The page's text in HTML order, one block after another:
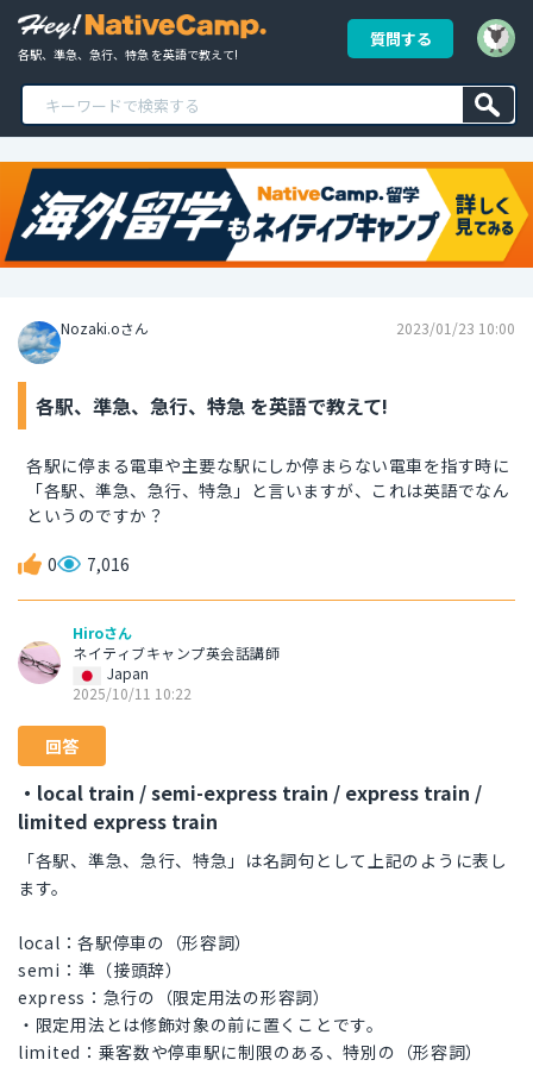
各駅、準急、急行、特急 を英語で教えて!
質問する
Nozaki.oさん 2023/01/23 10:00
各駅、準急、急行、特急 を英語で教えて!
各駅に停まる電車や主要な駅にしか停まらない電車を指す時に
「各駅、準急、急行、特急」と言いますが、これは英語でなん
というのですか？
0 7,016
Hiroさん
ネイティブキャンプ英会話講師
Japan
2025/10/11 10:22
回答
・local train / semi-express train / express train /
limited express train
「各駅、準急、急行、特急」は名詞句として上記のように表し
ます。
local：各駅停車の（形容詞）
semi：準（接頭辞）
express：急行の（限定用法の形容詞）
・限定用法とは修飾対象の前に置くことです。
limited：乗客数や停車駅に制限のある、特別の（形容詞）